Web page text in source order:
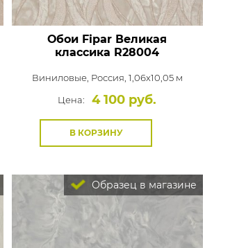
Обои Fipar Великая
классика R28004
Виниловые, Россия, 1,06x10,05 м
Цена:
4 100 руб.
В КОРЗИНУ
Образец в магазине